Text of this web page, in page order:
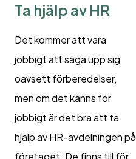
Ta hjälp av HR
Det kommer att vara
jobbigt att säga upp sig
oavsett förberedelser,
men om det känns för
jobbigt är det bra att ta
hjälp av HR-avdelningen på
företaget. De finns till för